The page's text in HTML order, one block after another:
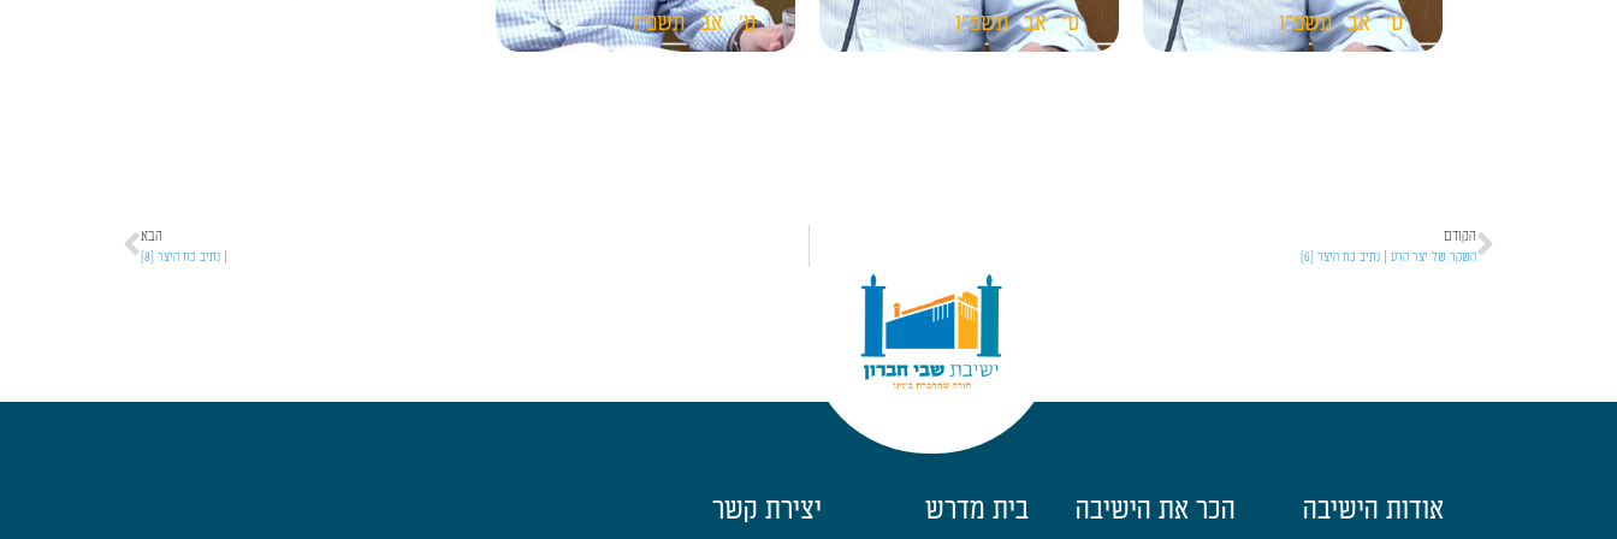
ט' אב תשפ"ו ט' אב תשפ"ו ט' אב תשפ"ו
הקודם
השקר של יצר הרע | נתיב כח היצר [6]
הבא
| נתיב כח היצר [8]
אודות הישיבה הכר את הישיבה בית מדרש יצירת קשר